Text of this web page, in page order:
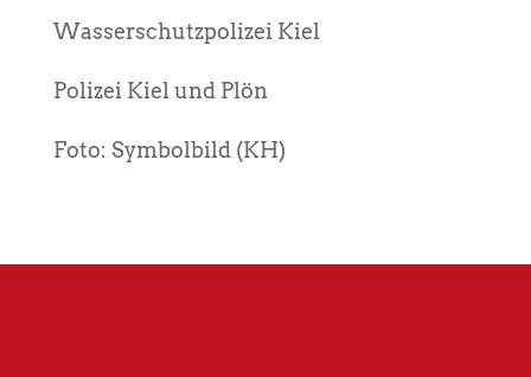
Wasserschutzpolizei Kiel
Polizei Kiel und Plön
Foto: Symbolbild (KH)